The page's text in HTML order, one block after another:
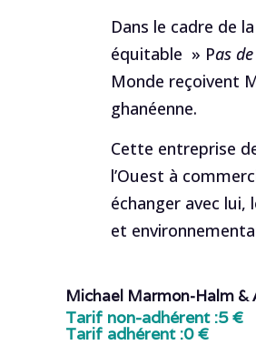
Dans le cadre de
équitable » Pas
Monde reçoivent
ghanéenne.
Cette entreprise
l’Ouest à
échanger avec
et
Michael Marmon-Halm &
Tarif non-adhérent :5 €
Tarif adhérent :0 €